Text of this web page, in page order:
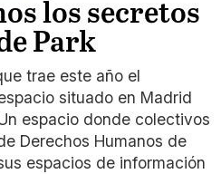
los secretos
Park
trae este año el
situado en Madrid
espacio donde colectivos
Derechos Humanos de
espacios de información